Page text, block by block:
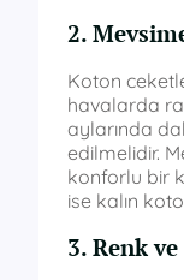
2.
Koton
havalarda
aylarında
edilmelidir.
konforlu bir
ise kalın
3. Renk